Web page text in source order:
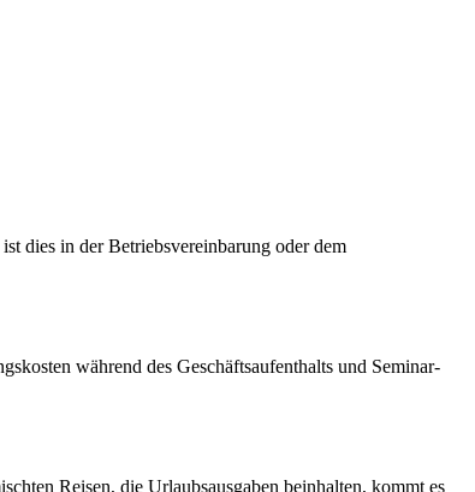
dies in der Betriebsvereinbarung oder dem
während des Geschäftsaufenthalts und Seminar-
Reisen, die Urlaubsausgaben beinhalten, kommt es